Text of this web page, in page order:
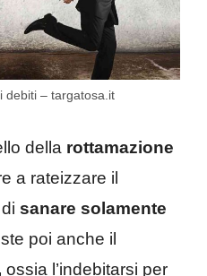
debiti – targatosa.it
della rottamazione
a rateizzare il
sanare solamente
poi anche il
ossia l’indebitarsi per